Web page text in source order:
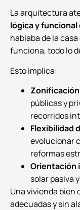
La arquitectura
lógica y
hablaba de la
funciona, todo lo
Esto implica:
públicas y
recorridos
Flexibilidad
evolucionar
reformas
Orientación
solar pasiva
Una vivienda bien
adecuadas y sin